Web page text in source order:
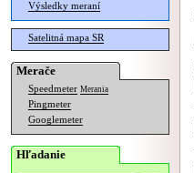
Výsledky meraní
Satelitná mapa SR
Merače
Speedmeter Merania
Pingmeter
Googlemeter
Hľadanie